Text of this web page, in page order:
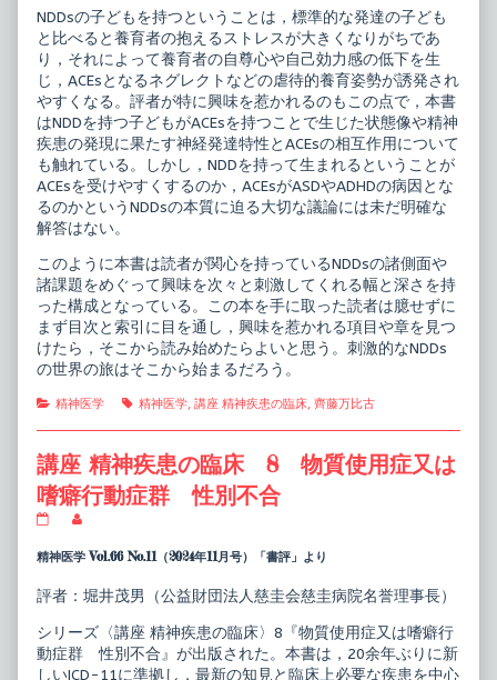
NDDsの子どもを持つということは，標準的な発達の子ども
と比べると養育者の抱えるストレスが大きくなりがちであ
り，それによって養育者の自尊心や自己効力感の低下を生
じ，ACEsとなるネグレクトなどの虐待的養育姿勢が誘発され
やすくなる。評者が特に興味を惹かれるのもこの点で，本書
はNDDを持つ子どもがACEsを持つことで生じた状態像や精神
疾患の発現に果たす神経発達特性とACEsの相互作用について
も触れている。しかし，NDDを持って生まれるということが
ACEsを受けやすくするのか，ACEsがASDやADHDの病因とな
るのかというNDDsの本質に迫る大切な議論には未だ明確な
解答はない。
このように本書は読者が関心を持っているNDDsの諸側面や
諸課題をめぐって興味を次々と刺激してくれる幅と深さを持
った構成となっている。この本を手に取った読者は臆せずに
まず目次と索引に目を通し，興味を惹かれる項目や章を見つ
けたら，そこから読み始めたらよいと思う。刺激的なNDDs
の世界の旅はそこから始まるだろう。
Categories
精神医学 Tags
精神医学, 講座 精神疾患の臨床, 齊藤万比古
講座 精神疾患の臨床 8 物質使用症又は
嗜癖行動症群 性別不合
精
神
疾
患
臨
床
8
posts
the
author
講
座
精
精神医学 Vol.66 No.11（2024年11月号）「書評」より
評者：堀井茂男（公益財団法人慈圭会慈圭病院名誉理事長）
シリーズ〈講座 精神疾患の臨床〉8『物質使用症又は嗜癖行
動症群 性別不合』が出版された。本書は，20余年ぶりに新
しいICD-11に準拠し，最新の知見と臨床上必要な疾患を中心